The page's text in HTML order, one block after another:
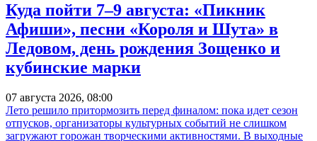
Куда пойти 7–9 августа: «Пикник
Афиши», песни «Короля и Шута» в
Ледовом, день рождения Зощенко и
кубинские марки
07 августа 2026, 08:00
Лето решило притормозить перед финалом: пока идет сезон
отпусков, организаторы культурных событий не слишком
загружают горожан творческими активностями. В выходные